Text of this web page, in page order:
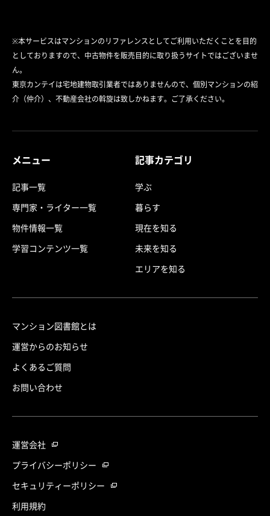
※本サービスはマンションのリファレンスとしてご利用いただくことを目的
としておりますので、中古物件を販売目的に取り扱うサイトではございませ
ん。
東京カンテイは宅地建物取引業者ではありませんので、個別マンションの紹
介（仲介）、不動産会社の斡旋は致しかねます。ご了承ください。
メニュー
記事一覧
専門家・ライター一覧
物件情報一覧
学習コンテンツ一覧
記事カテゴリ
学ぶ
暮らす
現在を知る
未来を知る
エリアを知る
マンション図書館とは
運営からのお知らせ
よくあるご質問
お問い合わせ
運営会社
プライバシーポリシー
セキュリティーポリシー
利用規約